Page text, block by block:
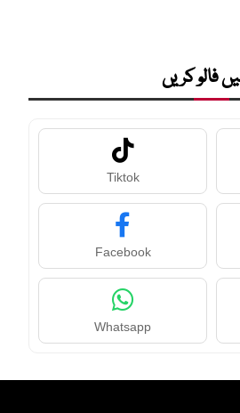
فالو کریں
Tiktok
Facebook
Whatsapp